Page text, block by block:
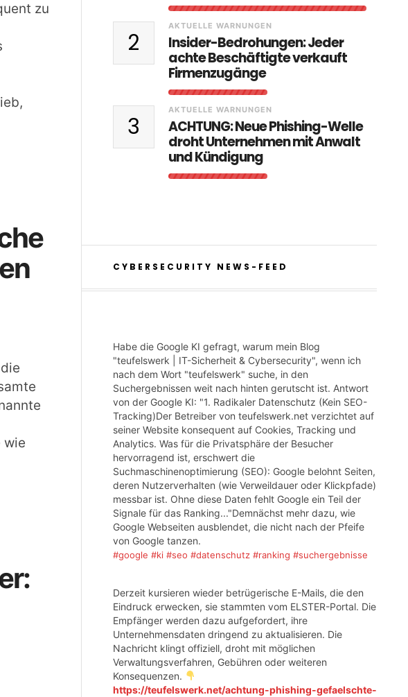
zu
wie
2
AKTUELLE WARNUNGEN
Insider-Bedrohungen: Jeder
achte Beschäftigte verkauft
Firmenzugänge
3
AKTUELLE WARNUNGEN
ACHTUNG: Neue Phishing-Welle
droht Unternehmen mit Anwalt
und Kündigung
CYBERSECURITY NEWS-FEED
Habe die Google KI gefragt, warum mein Blog
"teufelswerk | IT-Sicherheit & Cybersecurity", wenn ich
nach dem Wort "teufelswerk" suche, in den
Suchergebnissen weit nach hinten gerutscht ist. Antwort
von der Google KI: "1. Radikaler Datenschutz (Kein SEO-
Tracking)Der Betreiber von teufelswerk.net verzichtet auf
seiner Website konsequent auf Cookies, Tracking und
Analytics. Was für die Privatsphäre der Besucher
hervorragend ist, erschwert die
Suchmaschinenoptimierung (SEO): Google belohnt Seiten,
deren Nutzerverhalten (wie Verweildauer oder Klickpfade)
messbar ist. Ohne diese Daten fehlt Google ein Teil der
Signale für das Ranking..."Demnächst mehr dazu, wie
Google Webseiten ausblendet, die nicht nach der Pfeife
von Google tanzen.
#google #ki #seo #datenschutz #ranking #suchergebnisse
Derzeit kursieren wieder betrügerische E-Mails, die den
Eindruck erwecken, sie stammten vom ELSTER-Portal. Die
Empfänger werden dazu aufgefordert, ihre
Unternehmensdaten dringend zu aktualisieren. Die
Nachricht klingt offiziell, droht mit möglichen
Verwaltungsverfahren, Gebühren oder weiteren
Konsequenzen.
https://teufelswerk.net/achtung-phishing-gefaelschte-